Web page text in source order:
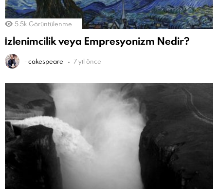
5.5k Görüntülenme
İzlenimcilik veya Empresyonizm Nedir?
-cakespeare 7 yıl önce